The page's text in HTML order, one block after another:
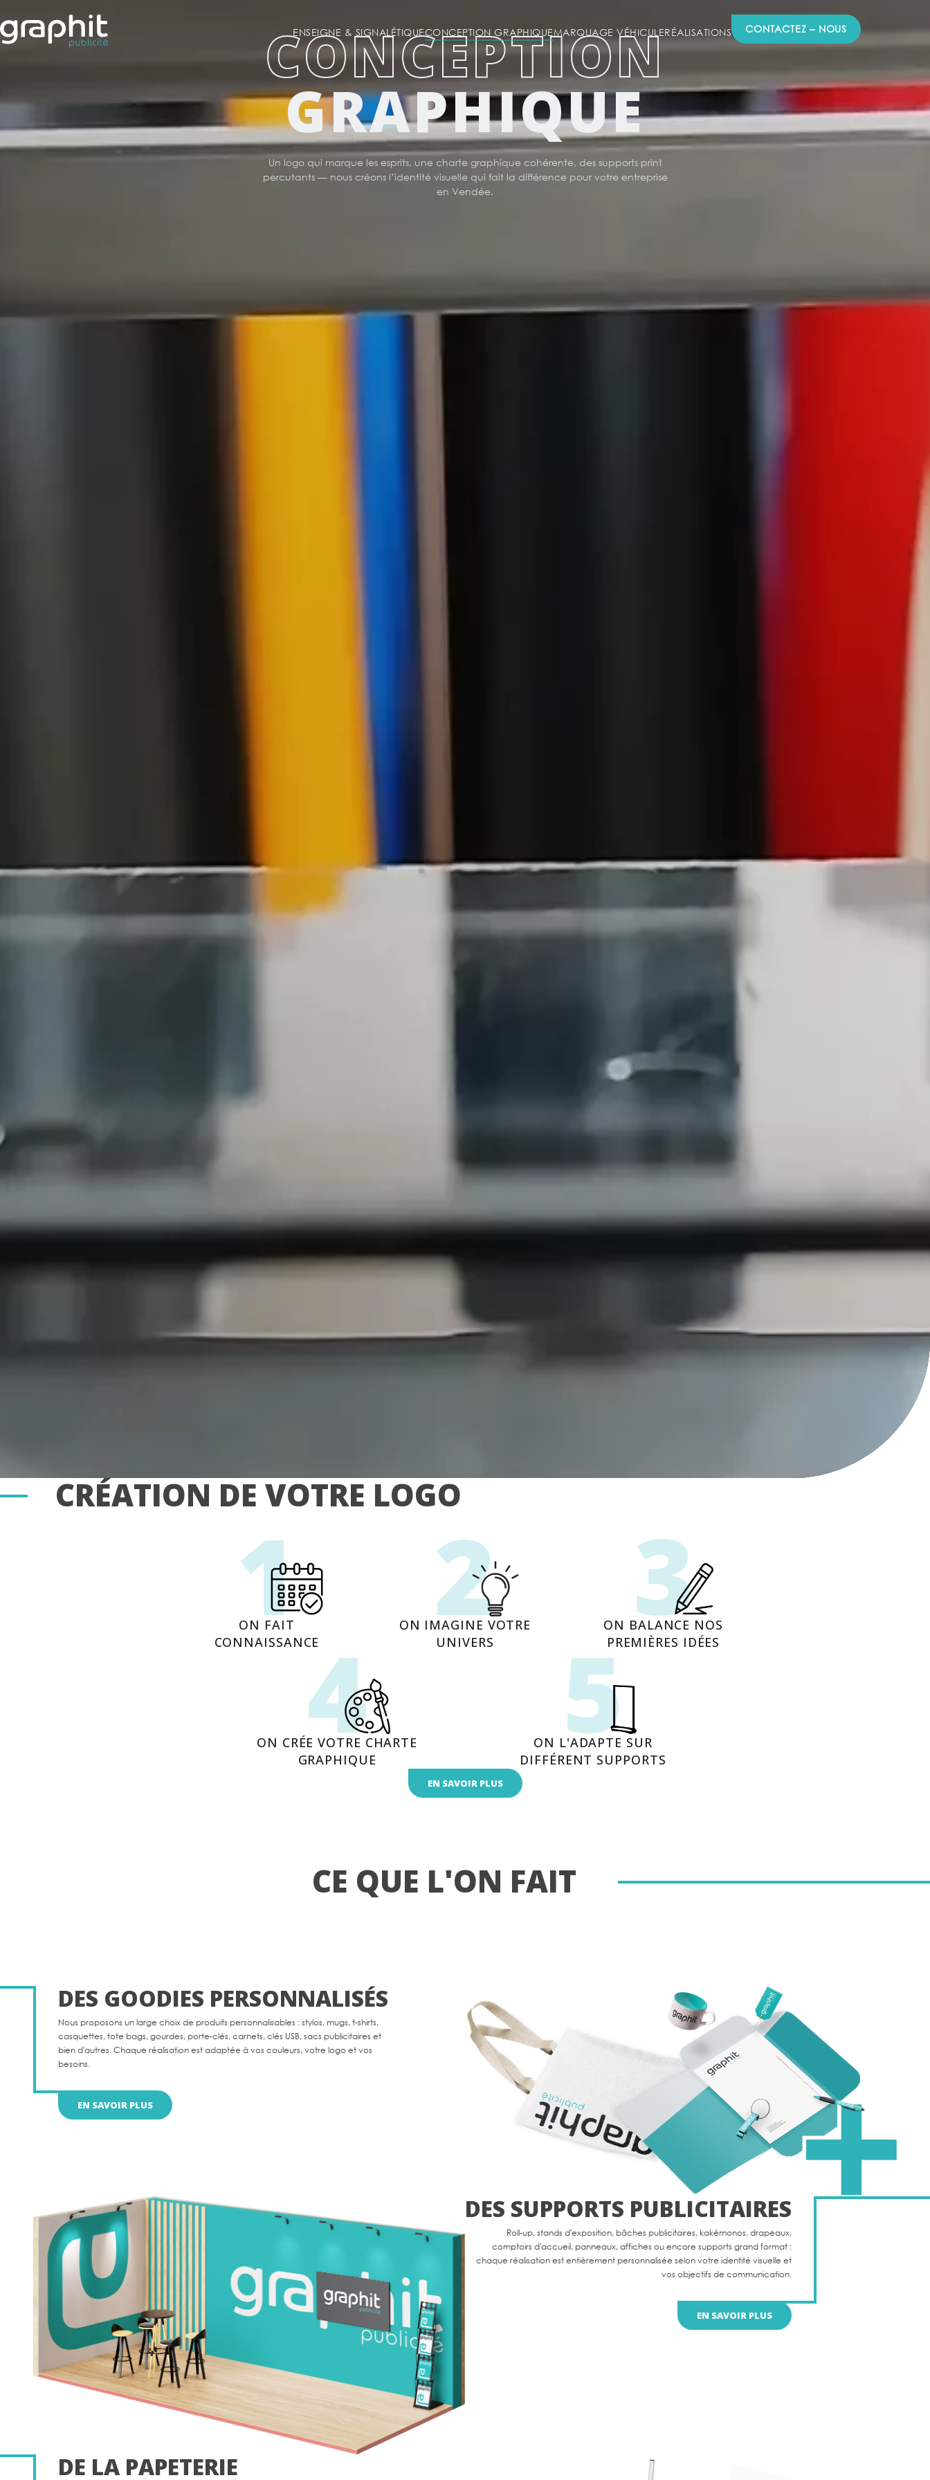
ENSEIGNE & SIGNALÉTIQUECONCEPTION GRAPHIQUEMARQUAGE VÉHICULERÉALISATIONS CONTACTEZ – NOUS
CONCEPTION
GRAPHIQUE
Un logo qui marque les esprits, une charte graphique cohérente, des supports print
percutants — nous créons l’identité visuelle qui fait la différence pour votre entreprise
en Vendée.
CRÉATION DE VOTRE LOGO
1
ON FAIT
CONNAISSANCE
2
ON IMAGINE VOTRE
UNIVERS
3
ON BALANCE NOS
PREMIÈRES IDÉES
4
ON CRÉE VOTRE CHARTE
GRAPHIQUE
5
ON L'ADAPTE SUR
DIFFÉRENT SUPPORTS
EN SAVOIR PLUS
CE QUE L'ON FAIT
DES GOODIES PERSONNALISÉS
Nous proposons un large choix de produits personnalisables : stylos, mugs, t-shirts,
casquettes, tote bags, gourdes, porte-clés, carnets, clés USB, sacs publicitaires et
bien d'autres. Chaque réalisation est adaptée à vos couleurs, votre logo et vos
besoins.
EN SAVOIR PLUS
DES SUPPORTS PUBLICITAIRES
Roll-up, stands d'exposition, bâches publicitaires, kakémonos, drapeaux,
comptoirs d'accueil, panneaux, affiches ou encore supports grand format :
chaque réalisation est entièrement personnalisée selon votre identité visuelle et
vos objectifs de communication.
EN SAVOIR PLUS
DE LA PAPETERIE